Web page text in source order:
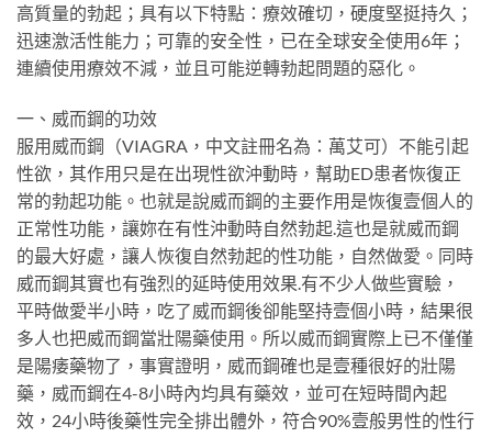
高質量的勃起；具有以下特點：療效確切，硬度堅挺持久；
迅速激活性能力；可靠的安全性，已在全球安全使用6年；
連續使用療效不減，並且可能逆轉勃起問題的惡化。
一、威而鋼的功效
服用威而鋼（VIAGRA，中文註冊名為：萬艾可）不能引起
性欲，其作用只是在出現性欲沖動時，幫助ED患者恢復正
常的勃起功能。也就是說威而鋼的主要作用是恢復壹個人的
正常性功能，讓妳在有性沖動時自然勃起.這也是就威而鋼
的最大好處，讓人恢復自然勃起的性功能，自然做愛。同時
威而鋼其實也有強烈的延時使用效果.有不少人做些實驗，
平時做愛半小時，吃了威而鋼後卻能堅持壹個小時，結果很
多人也把威而鋼當壯陽藥使用。所以威而鋼實際上已不僅僅
是陽痿藥物了，事實證明，威而鋼確也是壹種很好的壯陽
藥，威而鋼在4-8小時內均具有藥效，並可在短時間內起
效，24小時後藥性完全排出體外，符合90%壹般男性的性行